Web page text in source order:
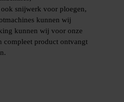
snijwerk voor ploegen,
kunnen wij
kunnen wij voor onze
compleet product ontvangt